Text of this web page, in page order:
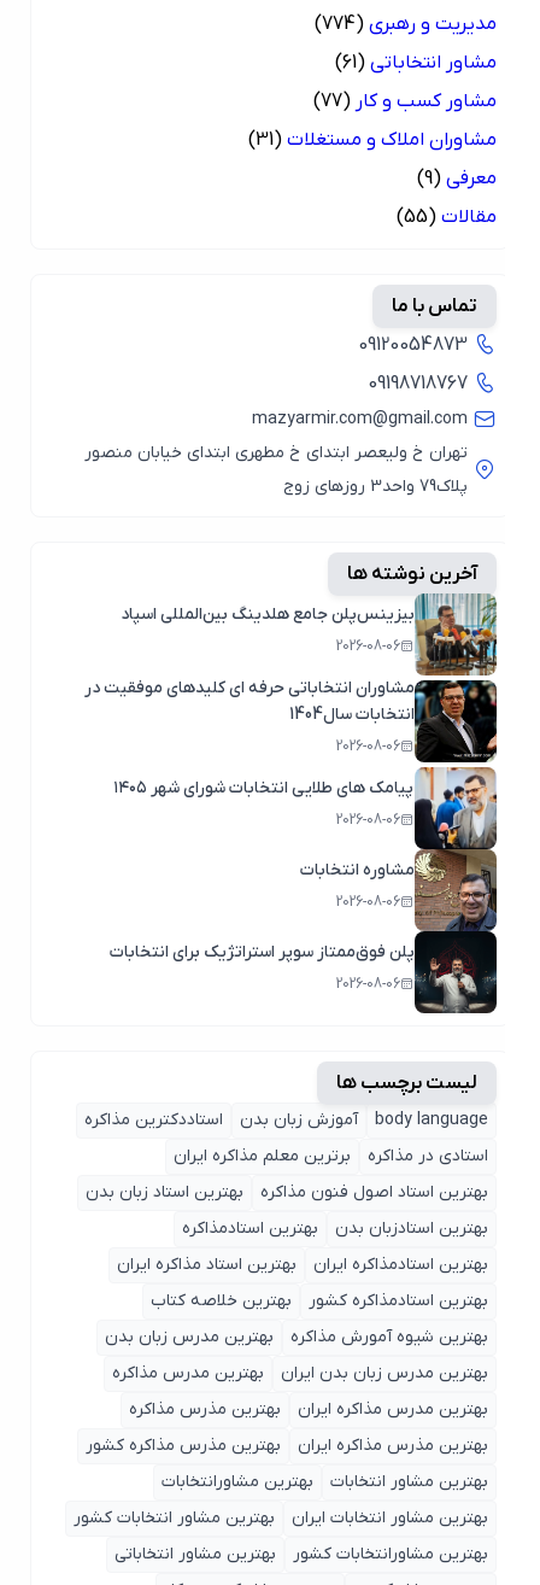
مدیریت و رهبری (774)
مشاور انتخاباتی (61)
مشاور کسب و کار (77)
مشاوران املاک و مستغلات (31)
معرفی (9)
مقالات (55)
تماس با ما
09120054873
09198718767
mazyarmir.com@gmail.com
تهران خ ولیعصر ابتدای خ مطهری ابتدای خیابان منصور
آخرین نوشته ها
بیزینس‌پلن جامع هلدینگ بین‌المللی اسپاد
2026-08-06
مشاوران انتخاباتی حرفه ای کلیدهای موفقیت در
انتخابات سال1404
2026-08-06
پیامک های طلایی انتخابات شورای شهر ۱۴۰۵
2026-08-06
مشاوره انتخابات
2026-08-06
پلن فوق‌ممتاز سوپر استراتژیک برای انتخابات
2026-08-06
لیست برچسب ها
body language آموزش زبان بدن
استاددکترین مذاکره
استادی در مذاکره
برترین معلم مذاکره ایران
بهترین استاد اصول ‌فنون مذاکره
بهترین استاد زبان بدن
بهترین استادزبان بدن
بهترین استادمذاکره
بهترین استادمذاکره ایران
بهترین استاد مذاکره ایران
بهترین استادمذاکره کشور
بهترین خلاصه کتاب
بهترین شیوه آمورش مذاکره
بهترین مدرس زبان بدن
بهترین مدرس زبان بدن ایران
بهترین مدرس مذاکره
بهترین مدرس مذاکره ایران
بهترین مذرس مذاکره
بهترین مذرس مذاکره ایران
بهترین مذرس مذاکره کشور
بهترین مشاور انتخابات
بهترین مشاورانتخابات
بهترین مشاور انتخابات ایران
بهترین مشاور انتخابات کشور
بهترین مشاورانتخابات کشور
بهترین مشاور انتخاباتی